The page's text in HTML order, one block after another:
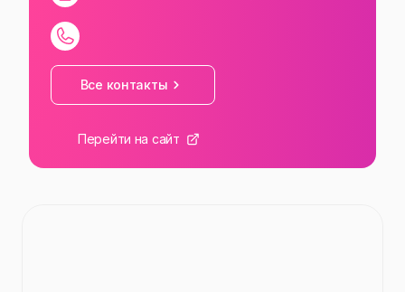
Все контакты
Перейти на сайт